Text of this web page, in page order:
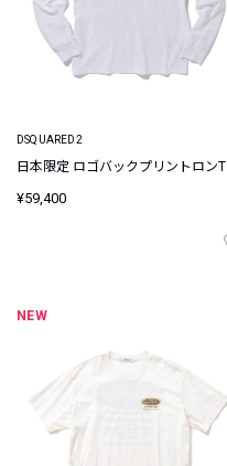
DSQUARED2
日本限定 ロゴバックプリントロンT
¥59,400
NEW